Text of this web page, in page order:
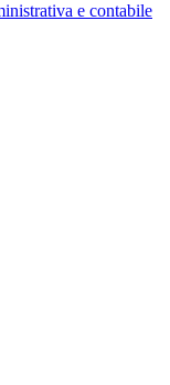
e contabile